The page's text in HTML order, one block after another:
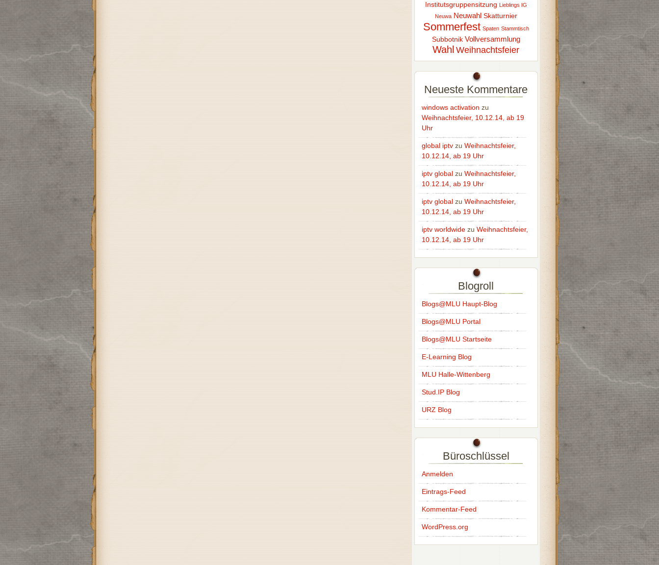
Institutsgruppensitzung Lieblings IG
Neuwa Neuwahl Skatturnier
Sommerfest Spaten Stammtisch
Subbotnik Vollversammlung
Wahl Weihnachtsfeier
Neueste Kommentare
windows activation zu
Weihnachtsfeier, 10.12.14, ab 19
Uhr
global iptvzu Weihnachtsfeier,
10.12.14, ab 19 Uhr
iptv globalzu Weihnachtsfeier,
10.12.14, ab 19 Uhr
iptv globalzu Weihnachtsfeier,
10.12.14, ab 19 Uhr
iptv worldwidezu Weihnachtsfeier,
10.12.14, ab 19 Uhr
Blogroll
Blogs@MLU Haupt-Blog
Blogs@MLU Portal
Blogs@MLU Startseite
E-Learning Blog
MLU Halle-Wittenberg
Stud.IP Blog
URZ Blog
Büroschlüssel
Anmelden
Eintrags-Feed
Kommentar-Feed
WordPress.org